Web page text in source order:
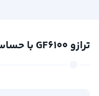
ترازو GF6100 با حساسیت یک هزارم گرم (0.01 گرم)